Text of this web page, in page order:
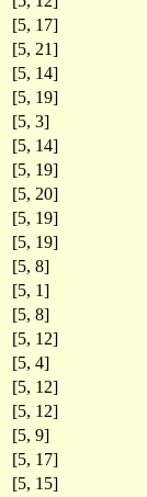
[5, 17]
[5, 21]
[5, 14]
[5, 19]
[5, 3]
[5, 14]
[5, 19]
[5, 20]
[5, 19]
[5, 19]
[5, 8]
[5, 1]
[5, 8]
[5, 12]
[5, 4]
[5, 12]
[5, 12]
[5, 9]
[5, 17]
[5, 15]